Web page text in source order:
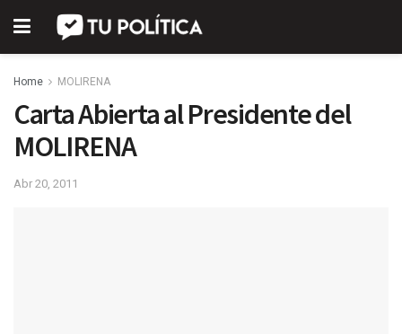
Home MOLIRENA
Carta Abierta al Presidente del
MOLIRENA
Abr 20, 2011